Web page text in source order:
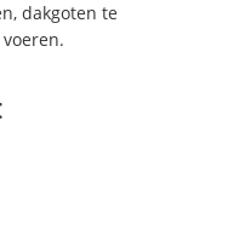
dakgoten te